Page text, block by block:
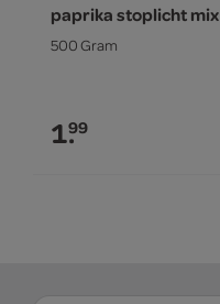
paprika stoplicht mix
500 Gram
1.99